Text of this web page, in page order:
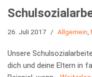
26. Juli 2017 Allgemein
Unsere
dich und deine Eltern in